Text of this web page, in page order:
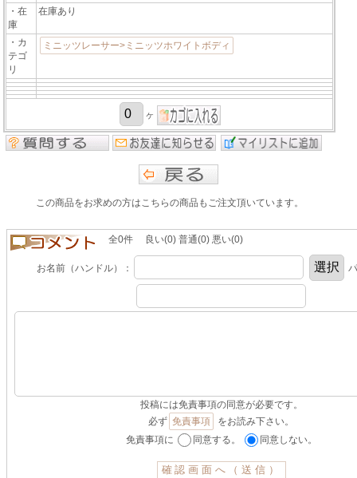
・在
庫
在庫あり
・カ
テゴ
リ
ミニッツレーサー>ミニッツホワイトボディ
ヶ
この商品をお求めの方はこちらの商品もご注文頂いています。
全0件 良い(0) 普通(0) 悪い(0)
お名前（ハンドル）：
投稿には免責事項の同意が必要です。
必ず 免責事項
をお読み下さい。
免責事項に
同意する。 同意しない。